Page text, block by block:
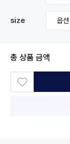
size
총 상품 금액